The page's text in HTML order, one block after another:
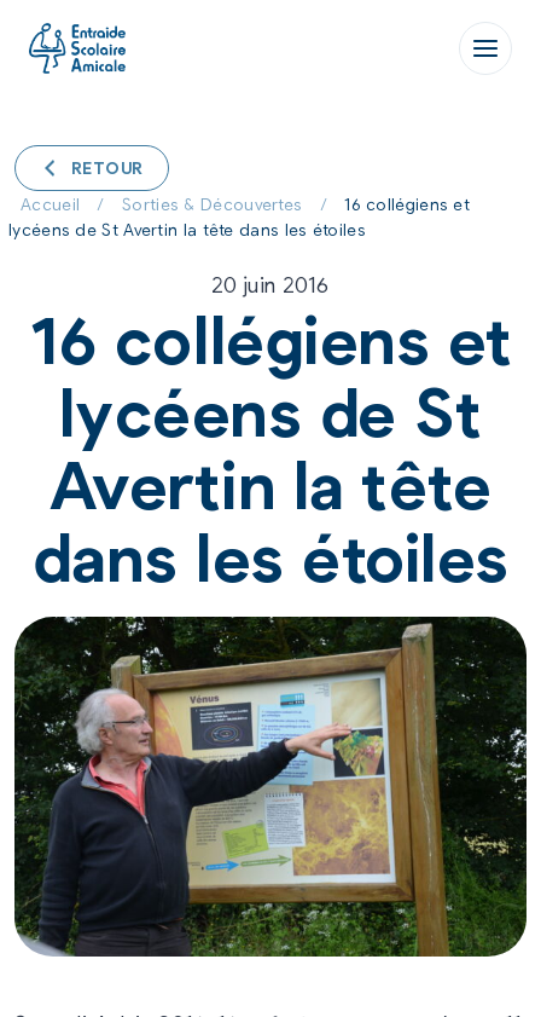
RETOUR
Accueil
/ Sorties & Découvertes /
16 collégiens et
lycéens de St Avertin la tête dans les étoiles
20 juin 2016
16 collégiens et
lycéens de St
Avertin la tête
dans les étoiles